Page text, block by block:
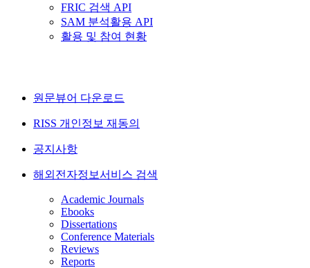
FRIC 검색 API
SAM 분석활용 API
활용 및 참여 현황
원문뷰어 다운로드
RISS 개인정보 재동의
공지사항
해외전자정보서비스 검색
Academic Journals
Ebooks
Dissertations
Conference Materials
Reviews
Reports